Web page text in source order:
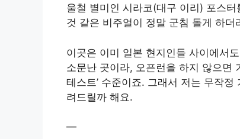
울철 별미인 시라코(대구 이리) 포스
것 같은 비주얼이 정말 군침 돌게 하더
이곳은 이미 일본 현지인들 사이에서
소문난 곳이라, 오픈런을 하지 않으면
테스트’ 수준이죠. 그래서 저는 무작
려드릴까 해요.
—